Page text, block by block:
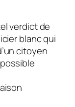
verdict de
blanc qui
citoyen